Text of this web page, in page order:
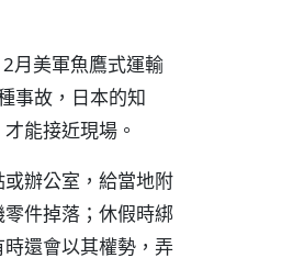
月美軍魚鷹式運輸
事故，日本的知
能接近現場。
辦公室，給當地附
件掉落；休假時綁
還會以其權勢，弄